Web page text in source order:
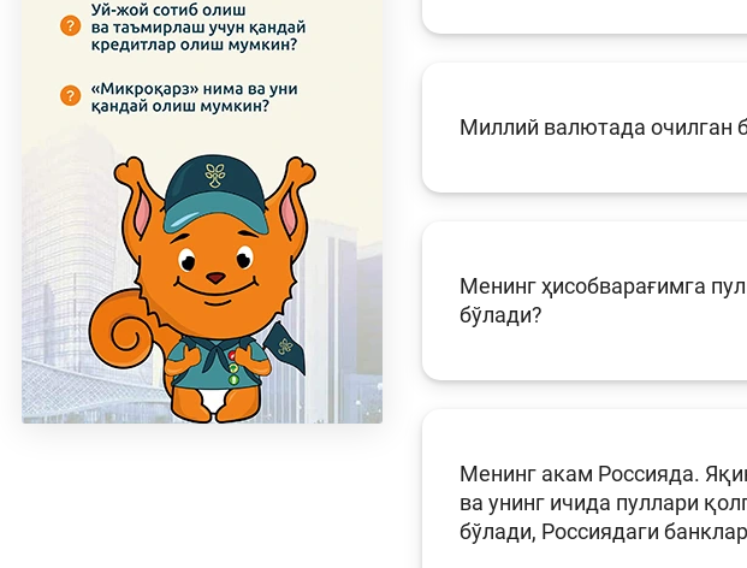
Миллий валютада очилган
Менинг ҳисобварағимга
бўлади?
Менинг акам Россияда.
ва унинг ичида пуллари
бўлади, Россиядаги